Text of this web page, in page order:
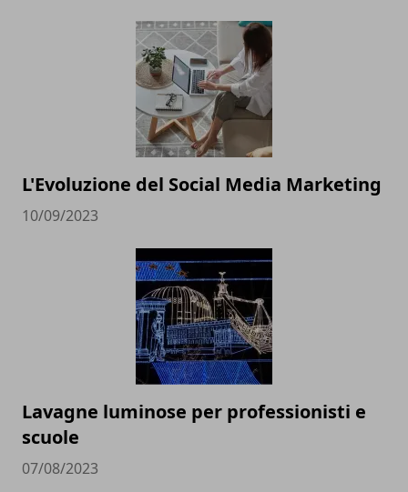
L'Evoluzione del Social Media Marketing
10/09/2023
Lavagne luminose per professionisti e
scuole
07/08/2023